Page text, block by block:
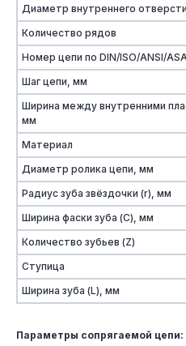
Диаметр внутреннего
Количество рядов
Номер цепи по DIN/ISO/ANSI/
Шаг цепи, мм
Ширина между внутренними
мм
Материал
Диаметр ролика цепи, мм
Радиус зуба звёздочки (r), мм
Ширина фаски зуба (C), мм
Количество зубьев (Z)
Ступица
Ширина зуба (L), мм
Параметры сопрягаемой цепи: